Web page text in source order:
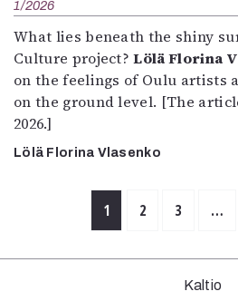
1/2026
What lies beneath the shiny
Culture project?Lölä Florina
on the feelings of Oulu artists
on the ground level. [The
2026.]
Lölä Florina Vlasenko
1 2 3 …
Kaltio